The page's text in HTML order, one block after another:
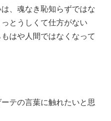
、魂なき恥知らずではな
とうしくて仕方がない
はや人間ではなくなって
テの言葉に触れたいと思